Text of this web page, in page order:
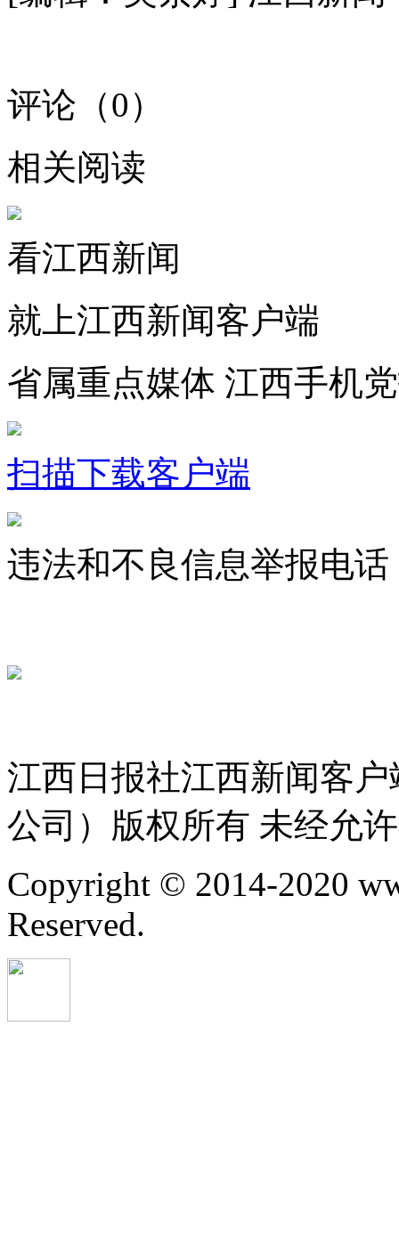
评论（0）
相关阅读
看江西新闻
就上江西新闻客户端
省属重点媒体 江西手机
扫描下载客户端
违法和不良信息举报电
江西日报社江西新闻客
公司）版权所有 未经允
Copyright © 2014-2020
Reserved.